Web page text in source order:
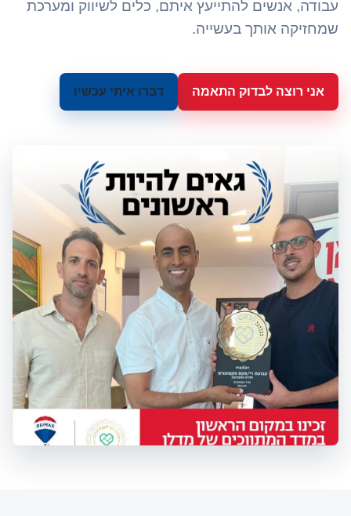
עבודה, אנשים להתייעץ איתם, כלים לשיווק ומערכת
שמחזיקה אותך בעשייה.
אני רוצה לבדוק התאמה דברו איתי עכשיו